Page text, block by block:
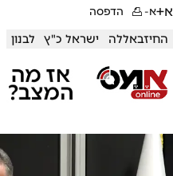
א+א- הדפסה
החיזבאללה ישראל כ"ץ לבנון